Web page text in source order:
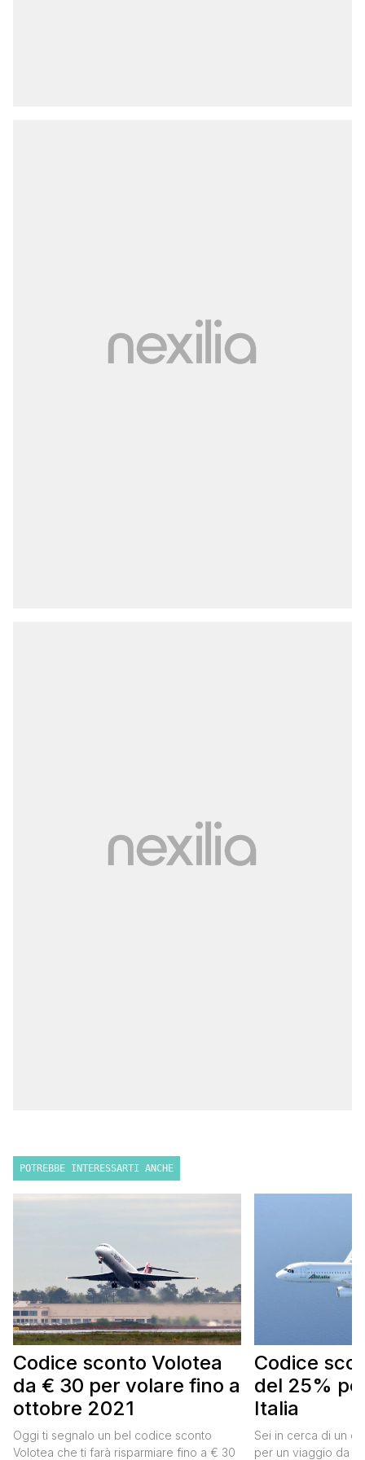
POTREBBE INTERESSARTI ANCHE
Codice sconto Volotea
da € 30 per volare fino a
ottobre 2021
Oggi ti segnalo un bel codice sconto
Volotea che ti farà risparmiare fino a € 30
Codice
del 25%
Italia
Sei in cerca di un
per un viaggio da